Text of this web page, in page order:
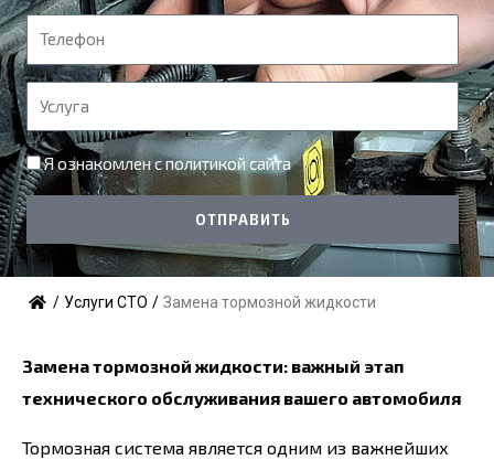
яТ
е
л
е
ф
о
н
У
с
л
у
г
а
Я ознакомлен сполитикой сайта
ОТПРАВИТЬ
/ Услуги СТО / Замена тормозной жидкости
Замена тормозной жидкости: важный этап
технического обслуживания вашего автомобиля
Тормозная система является одним из важнейших